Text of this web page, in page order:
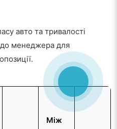
авто та тривалості
до менеджера для
Між